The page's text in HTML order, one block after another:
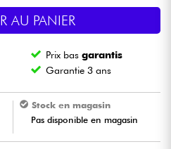
AU PANIER
Prix basgarantis
Garantie 3 ans
Stock en magasin
Pas disponible en magasin